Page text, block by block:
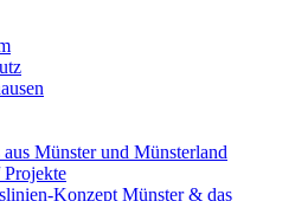
Münster und Münsterland
Projekte
Konzept Münster & das